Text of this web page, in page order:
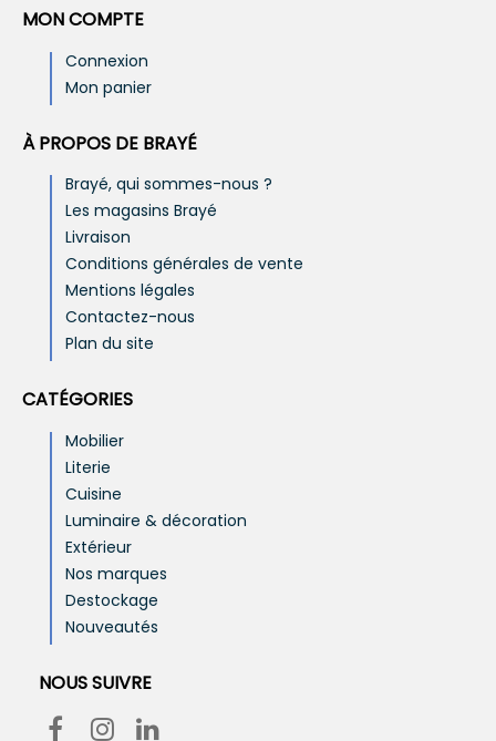
MON COMPTE
Connexion
Mon panier
À PROPOS DE BRAYÉ
Brayé, qui sommes-nous ?
Les magasins Brayé
Livraison
Conditions générales de vente
Mentions légales
Contactez-nous
Plan du site
CATÉGORIES
Mobilier
Literie
Cuisine
Luminaire & décoration
Extérieur
Nos marques
Destockage
Nouveautés
NOUS SUIVRE